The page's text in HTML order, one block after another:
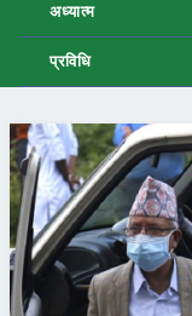
अध्यात्म
प्रविधि